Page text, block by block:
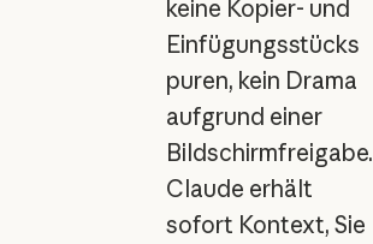
keine Kopier- und
Einfügungsstücks
puren, kein Drama
aufgrund einer
Bildschirmfreigabe.
Claude erhält
sofort Kontext, Sie